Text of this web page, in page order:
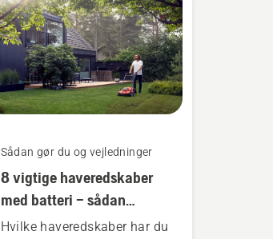
Sådan gør du og vejledninger
8 vigtige haveredskaber
med batteri – sådan
bruges de!
Hvilke haveredskaber har du